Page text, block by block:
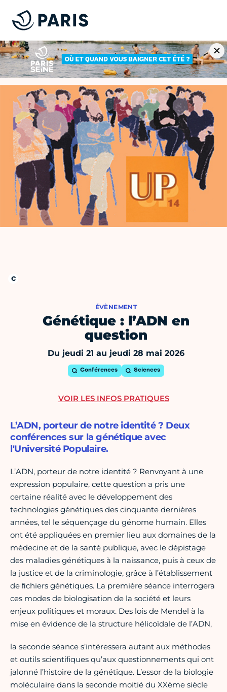
ÉVÈNEMENT
Génétique : l’ADN en
question
Du jeudi 21 au jeudi 28 mai 2026
Conférences Sciences
L’ADN, porteur de notre identité ? Deux
conférences sur la génétique avec
l'Université Populaire.
L’ADN, porteur de notre identité ? Renvoyant à une
expression populaire, cette question a pris une
certaine réalité avec le développement des
technologies génétiques des cinquante dernières
années, tel le séquençage du génome humain. Elles
ont été appliquées en premier lieu aux domaines de la
médecine et de la santé publique, avec le dépistage
des maladies génétiques à la naissance, puis à ceux de
la justice et de la criminologie, grâce à l’établissement
de ﬁchiers génétiques. La première séance interrogera
ces modes de biologisation de la société et leurs
enjeux politiques et moraux. Des lois de Mendel à la
mise en évidence de la structure hélicoïdale de l’ADN,
la seconde séance s’intéressera autant aux méthodes
et outils scientiﬁques qu’aux questionnements qui ont
jalonné l’histoire de la génétique. L’essor de la biologie
moléculaire dans la seconde moitié du XXème siècle
VOIR LES INFOS PRATIQUES